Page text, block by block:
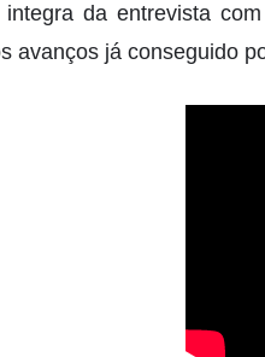
da entrevista
avanços já conseguido